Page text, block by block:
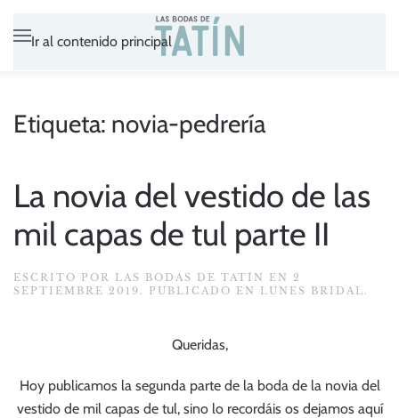
Ir al contenido principal
Etiqueta: novia-pedrería
La novia del vestido de las
mil capas de tul parte II
ESCRITO POR LAS BODAS DE TATÍN EN 2
SEPTIEMBRE 2019 . PUBLICADO EN LUNES BRIDAL .
Queridas,
Hoy publicamos la segunda parte de la boda de la novia del
vestido de mil capas de tul, sino lo recordáis os dejamos aquí